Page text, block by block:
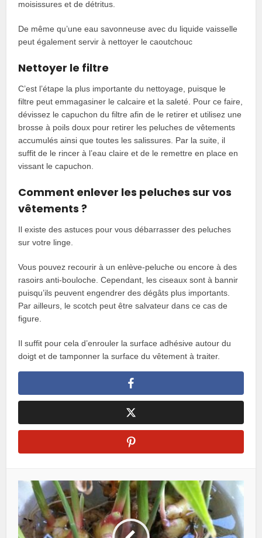
moisissures et de détritus.
De même qu’une eau savonneuse avec du liquide vaisselle
peut également servir à nettoyer le caoutchouc
Nettoyer le filtre
C’est l’étape la plus importante du nettoyage, puisque le
filtre peut emmagasiner le calcaire et la saleté. Pour ce faire,
dévissez le capuchon du filtre afin de le retirer et utilisez une
brosse à poils doux pour retirer les peluches de vêtements
accumulés ainsi que toutes les salissures. Par la suite, il
suffit de le rincer à l’eau claire et de le remettre en place en
vissant le capuchon.
Comment enlever les peluches sur vos
vêtements ?
Il existe des astuces pour vous débarrasser des peluches
sur votre linge.
Vous pouvez recourir à un enlève-peluche ou encore à des
rasoirs anti-bouloche. Cependant, les ciseaux sont à bannir
puisqu’ils peuvent engendrer des dégâts plus importants.
Par ailleurs, le scotch peut être salvateur dans ce cas de
figure.
Il suffit pour cela d’enrouler la surface adhésive autour du
doigt et de tamponner la surface du vêtement à traiter.